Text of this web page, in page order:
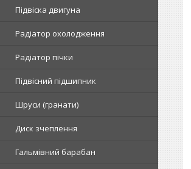
Підвіска двигуна
Радіатор охолодження
Радіатор пічки
Підвісний підшипник
Шруси (гранати)
Диск зчеплення
Гальмівний барабан